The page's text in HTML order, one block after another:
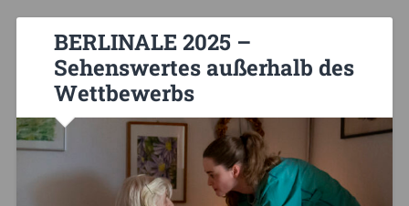
BERLINALE 2025 –
Sehenswertes außerhalb des
Wettbewerbs